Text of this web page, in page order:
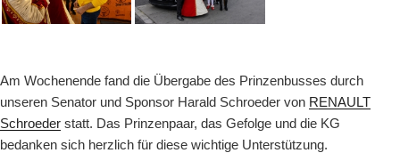
Am Wochenende fand die Übergabe des Prinzenbusses durch
unseren Senator und Sponsor Harald Schroeder von RENAULT
Schroeder statt. Das Prinzenpaar, das Gefolge und die KG
bedanken sich herzlich für diese wichtige Unterstützung.